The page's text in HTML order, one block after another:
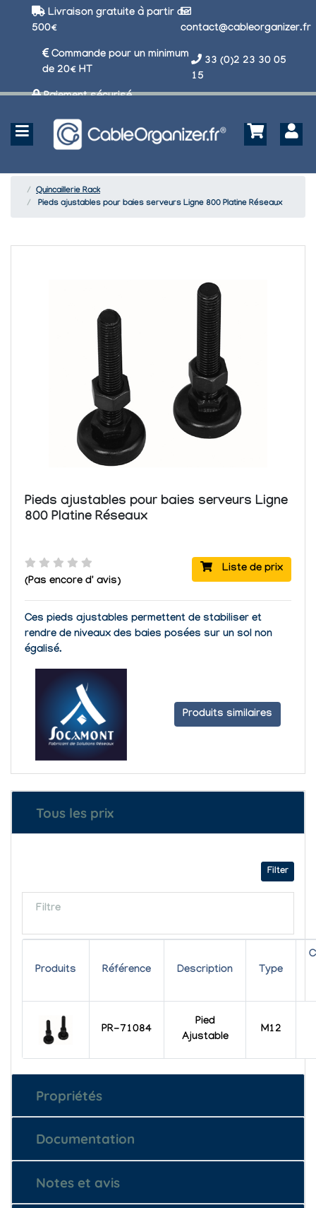
Livraison gratuite à partir de
500€
Commande pour un minimum
de 20€ HT
Paiement sécurisé
contact@cableorganizer.fr
33 (0)2 23 30 05
15
Quincaillerie Rack
Pieds ajustables pour baies serveurs Ligne 800 Platine Réseaux
Pieds ajustables pour baies serveurs Ligne
800 Platine Réseaux
Liste de prix
(Pas encore d' avis)
Ces pieds ajustables permettent de stabiliser et
rendre de niveaux des baies posées sur un sol non
égalisé.
Produits similaires
Tous les prix
Filter
Filtre
Produits Référence Description Type
PR-71084
Pied
Ajustable
M12
Propriétés
Documentation
Notes et avis